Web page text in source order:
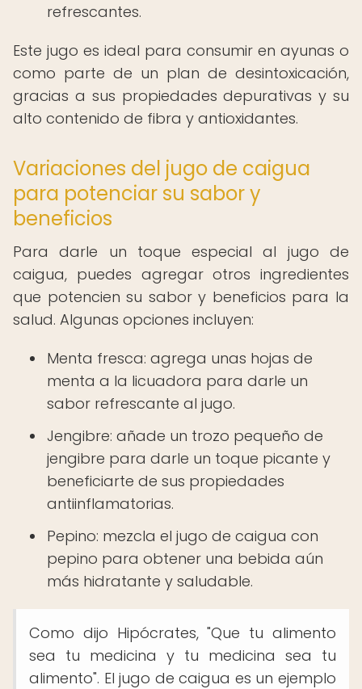
refrescantes.
Este jugo es ideal para consumir en ayunas o
como parte de un plan de desintoxicación,
gracias a sus propiedades depurativas y su
alto contenido de fibra y antioxidantes.
Variaciones del jugo de caigua
para potenciar su sabor y
beneficios
Para darle un toque especial al jugo de
caigua, puedes agregar otros ingredientes
que potencien su sabor y beneficios para la
salud. Algunas opciones incluyen:
Menta fresca: agrega unas hojas de
menta a la licuadora para darle un
sabor refrescante al jugo.
Jengibre: añade un trozo pequeño de
jengibre para darle un toque picante y
beneficiarte de sus propiedades
antiinflamatorias.
Pepino: mezcla el jugo de caigua con
pepino para obtener una bebida aún
más hidratante y saludable.
Como dijo Hipócrates, "Que tu alimento
sea tu medicina y tu medicina sea tu
alimento". El jugo de caigua es un ejemplo